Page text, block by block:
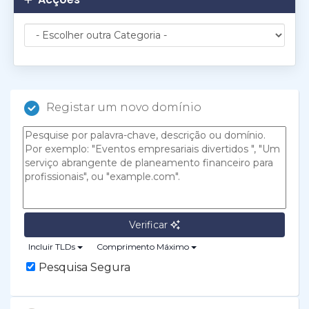
Registar um novo domínio
Verificar
Incluir TLDs Comprimento Máximo
Pesquisa Segura